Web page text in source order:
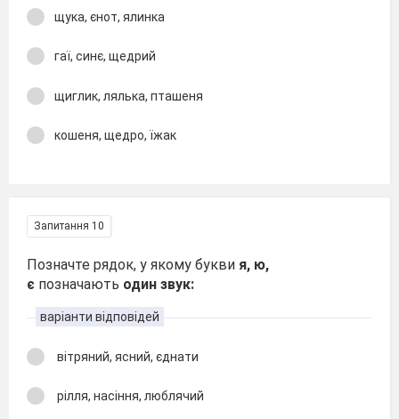
щука, єнот, ялинка
гаї, синє, щедрий
щиглик, лялька, пташеня
кошеня, щедро, їжак
Запитання 10
Позначте рядок, у якому букви я, ю,
є позначають один звук:
варіанти відповідей
вітряний, ясний, єднати
рілля, насіння, люблячий